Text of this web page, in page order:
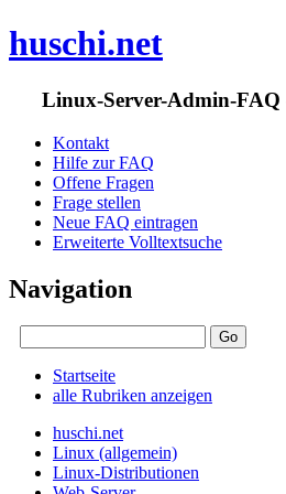
huschi.net
Linux-Server-Admin-FAQ
Kontakt
Hilfe zur FAQ
Offene Fragen
Frage stellen
Neue FAQ eintragen
Erweiterte Volltextsuche
Navigation
Startseite
alle Rubriken anzeigen
huschi.net
Linux (allgemein)
Linux-Distributionen